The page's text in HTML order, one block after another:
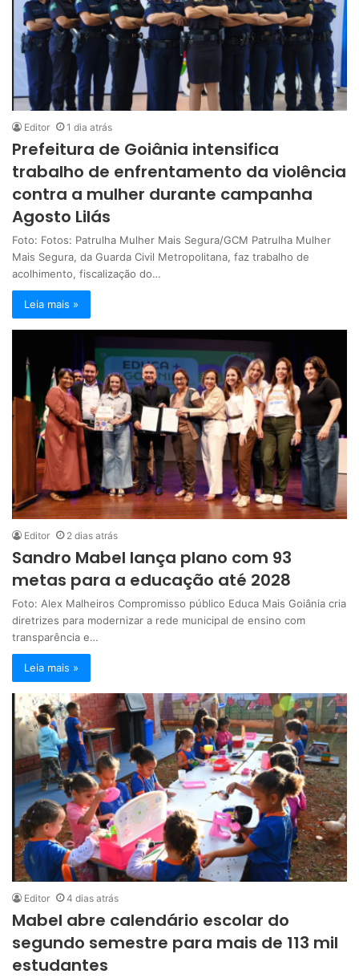
Editor 1 dia atrás
Prefeitura de Goiânia intensifica
trabalho de enfrentamento da violência
contra a mulher durante campanha
Agosto Lilás
Foto: Fotos: Patrulha Mulher Mais Segura/GCM Patrulha Mulher
Mais Segura, da Guarda Civil Metropolitana, faz trabalho de
acolhimento, fiscalização do…
Leia mais »
Editor 2 dias atrás
Sandro Mabel lança plano com 93
metas para a educação até 2028
Foto: Alex Malheiros Compromisso público Educa Mais Goiânia cria
diretrizes para modernizar a rede municipal de ensino com
transparência e…
Leia mais »
Editor 4 dias atrás
Mabel abre calendário escolar do
segundo semestre para mais de 113 mil
estudantes